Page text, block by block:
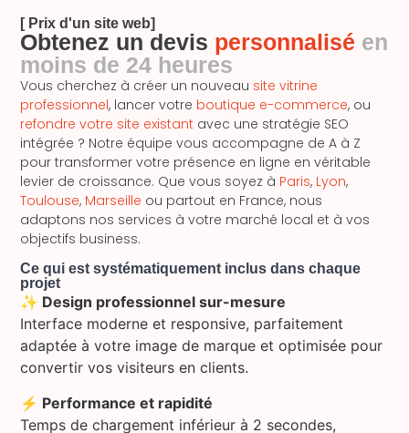
[ Prix d'un site web]
Obtenez un devis personnalisé en
moins de 24 heures
Vous cherchez à créer un nouveau site vitrine
professionnel, lancer votre boutique e-commerce, ou
refondre votre site existant avec une stratégie SEO
intégrée ? Notre équipe vous accompagne de A à Z
pour transformer votre présence en ligne en véritable
levier de croissance. Que vous soyez à Paris, Lyon,
Toulouse, Marseille ou partout en France, nous
adaptons nos services à votre marché local et à vos
objectifs business.
Ce qui est systématiquement inclus dans chaque
projet
✨ Design professionnel sur-mesure
Interface moderne et responsive, parfaitement
adaptée à votre image de marque et optimisée pour
convertir vos visiteurs en clients.
⚡ Performance et rapidité
Temps de chargement inférieur à 2 secondes,